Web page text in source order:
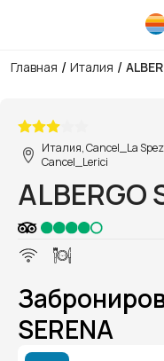
Главная / Италия /
Италия, Cancel_La
Cancel_Lerici
ALBERGO
SERENA